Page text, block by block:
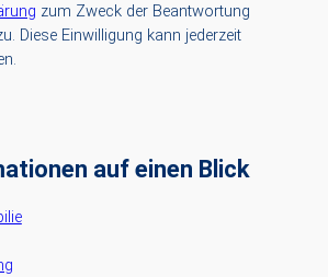
zum Zweck der Beantwortung
Diese Einwilligung kann jederzeit
auf einen Blick